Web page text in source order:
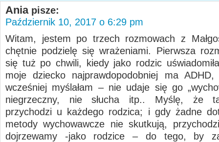
Ania pisze:
Październik 10, 2017 o 6:29 pm
Witam, jestem po trzech rozmowach z
chętnie podzielę się wrażeniami. Pierwsza
się tuż po chwili, kiedy jako rodzic
moje dziecko najprawdopodobniej ma
wcześniej myślałam – nie udaje się go
niegrzeczny, nie słucha itp.. Myślę, że
przychodzi u każdego rodzica; i gdy żadne
metody wychowawcze nie skutkują,
dojrzewamy -jako rodzice – do tego, by